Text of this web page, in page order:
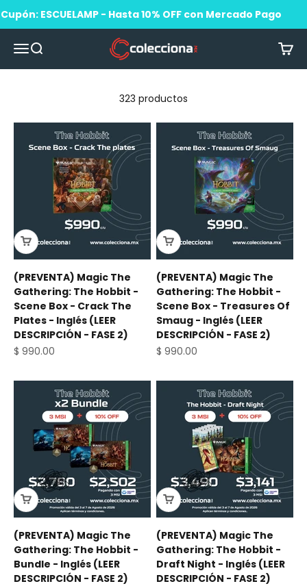
Ir al contenido
ESCUELAMP - Hasta 10% OFF con Mercado Pago
MenúBuscar Colecciona MX
323 productos
(PREVENTA) Magic The
Gathering: The Hobbit -
Scene Box - Crack The
Plates - Inglés (LEER
DESCRIPCIÓN - FASE 2)
Precio de oferta
$ 990.00
(PREVENTA) Magic The
Gathering: The Hobbit -
Scene Box - Treasures Of
Smaug - Inglés (LEER
DESCRIPCIÓN - FASE 2)
Precio de oferta
$ 990.00
(PREVENTA) Magic The
Gathering: The Hobbit -
Bundle - Inglés (LEER
DESCRIPCIÓN - FASE 2)
(PREVENTA) Magic The
Gathering: The Hobbit -
Draft Night - Inglés (LEER
DESCRIPCIÓN - FASE 2)